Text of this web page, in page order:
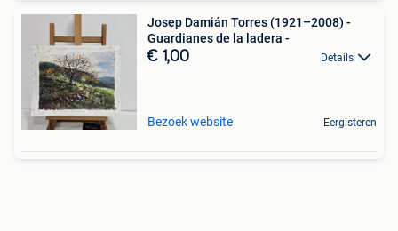
Josep Damián Torres (1921–2008) -
Guardianes de la ladera -
€ 1,00 Details
Bezoek website Eergisteren